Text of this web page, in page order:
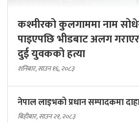
कश्मीरको कुलगाममा नाम
पाइएपछि भीडबाट अलग
दुई युवकको हत्या
शनिबार, साउन १६, २०८३
नेपाल लाइभको प्रधान सम्पादकमा
बिहीबार, साउन २१, २०८३